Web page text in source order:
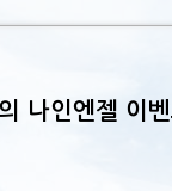
나인엔젤 이